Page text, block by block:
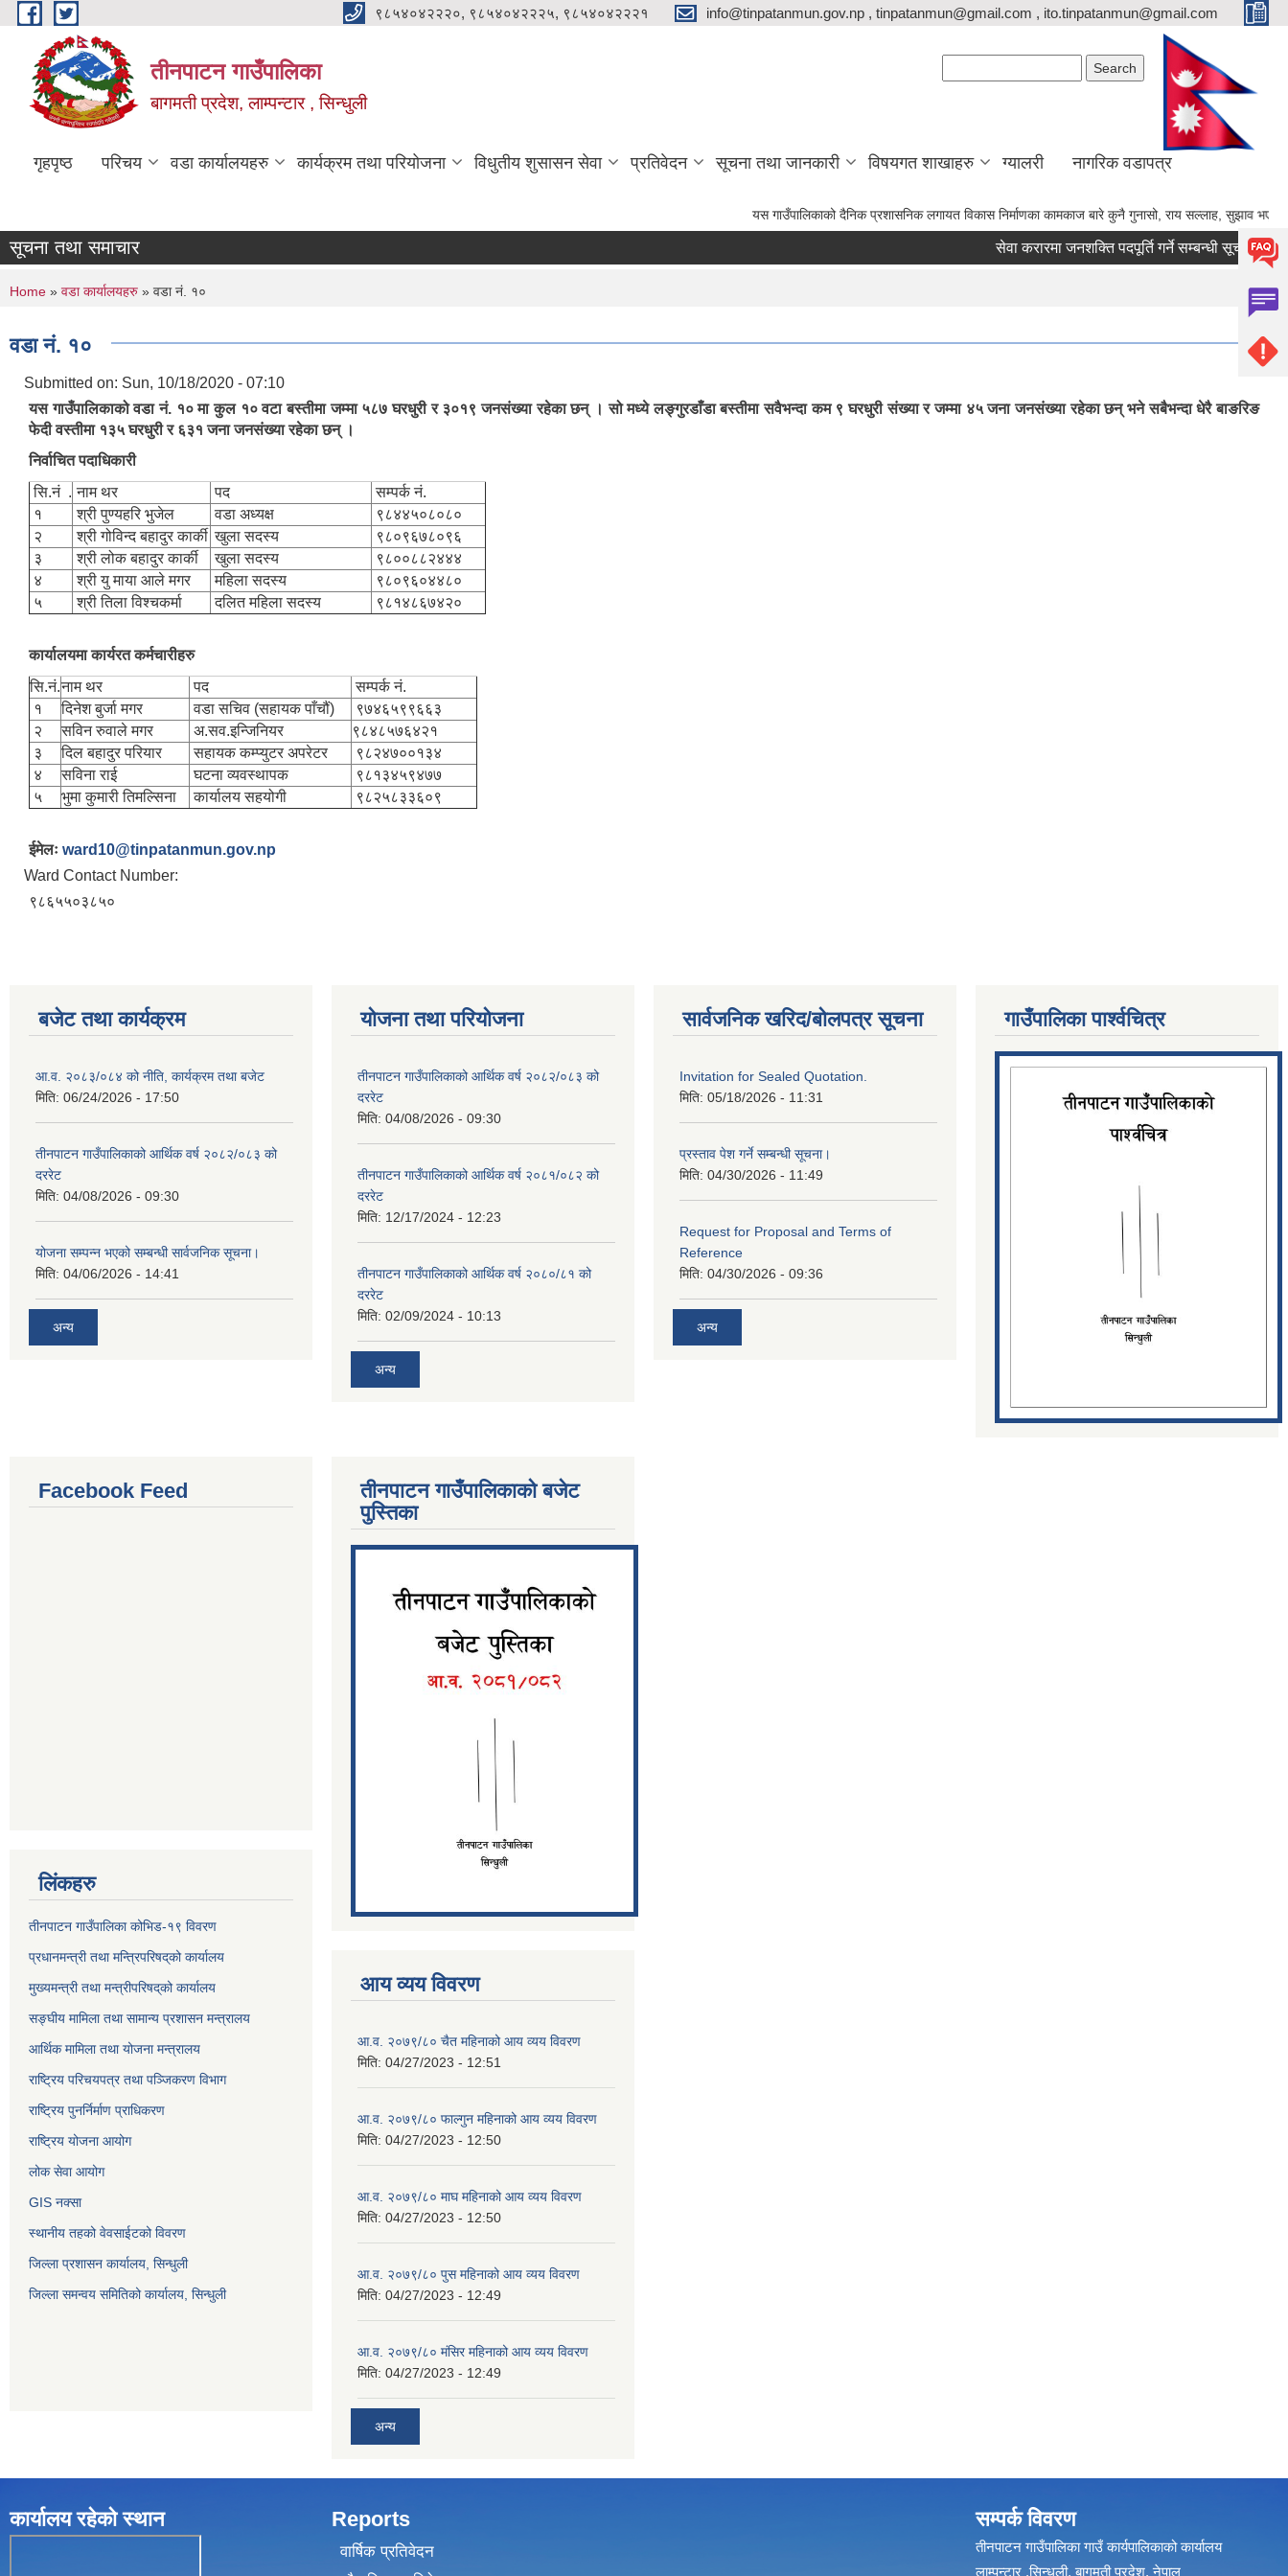
Skip to main content ९८५४०४२२२०, ९८५४०४२२२५, ९८५४०४२२२१ info@tinpatanmun.gov.np , tinpatanmun@gmail.com , ito.tinpatanmun@gmail.com
तीनपाटन गाउँपालिका
बागमती प्रदेश, लाम्पन्टार , सिन्धुली
गृहपृष्ठ परिचय वडा कार्यालयहरु कार्यक्रम तथा परियोजना विधुतीय शुसासन सेवा प्रतिवेदन सूचना तथा जानकारी विषयगत शाखाहरु ग्यालरी नागरिक वडापत्र
यस गाउँपालिकाको दैनिक प्रशासनिक लगायत विकास निर्माणका कामकाज बारे कुनै गुनासो, राय सल्लाह, सुझाव भए
सूचना तथा समाचार सेवा करारमा जनशक्ति पदपूर्ति गर्ने सम्बन्धी सूचना।
You are here
Home » वडा कार्यालयहरु » वडा नं. १०
वडा नं. १०
Submitted on: Sun, 10/18/2020 - 07:10
यस गाउँपालिकाको वडा नं. १० मा कुल १० वटा बस्तीमा जम्मा ५८७ घरधुरी र ३०१९ जनसंख्या रहेका छन् । सो मध्ये लङ्गुरडाँडा बस्तीमा सवैभन्दा कम ९ घरधुरी संख्या र जम्मा ४५ जना जनसंख्या रहेका छन् भने सबैभन्दा धेरै बाङरिङ
फेदी वस्तीमा १३५ घरधुरी र ६३१ जना जनसंख्या रहेका छन् ।
निर्वाचित पदाधिकारी
सि.नं . नाम थर पद
सम्पर्क नं.
१
श्री पुण्यहरि भुजेल वडा अध्यक्ष
९८४४५०८०८०
२
श्री गोविन्द बहादुर कार्की खुला सदस्य
९८०९६७८०९६
३
श्री लोक बहादुर कार्की खुला सदस्य
९८००८८२४४४
४
श्री यु माया आले मगर महिला सदस्य
९८०९६०४४८०
५
श्री तिला विश्चकर्मा दलित महिला सदस्य ९८१४८६७४२०
कार्यालयमा कार्यरत कर्मचारीहरु
सि.नं.नाम थर पद
सम्पर्क नं.
१
दिनेश बुर्जा मगर वडा सचिव (सहायक पाँचौं)
९७४६५९९६६३
२
सविन रुवाले मगर अ.सव.इन्जिनियर
९८४८५७६४२१
३
दिल बहादुर परियार सहायक कम्प्युटर अपरेटर
९८२४७००१३४
४
सविना राई घटना व्यवस्थापक
९८१३४५९४७७
५
भुमा कुमारी तिमल्सिना कार्यालय सहयोगी ९८२५८३३६०९
ईमेलः ward10@tinpatanmun.gov.np
Ward Contact Number:
९८६५५०३८५०
बजेट तथा कार्यक्रम
आ.व. २०८३/०८४ को नीति, कार्यक्रम तथा बजेट
मिति: 06/24/2026 - 17:50
तीनपाटन गाउँपालिकाको आर्थिक वर्ष २०८२/०८३ को
दररेट
मिति: 04/08/2026 - 09:30
योजना सम्पन्न भएको सम्बन्धी सार्वजनिक सूचना।
मिति: 04/06/2026 - 14:41
अन्य
योजना तथा परियोजना
तीनपाटन गाउँपालिकाको आर्थिक वर्ष २०८२/०८३ को
दररेट
मिति: 04/08/2026 - 09:30
तीनपाटन गाउँपालिकाको आर्थिक वर्ष २०८१/०८२ को
दररेट
मिति: 12/17/2024 - 12:23
तीनपाटन गाउँपालिकाको आर्थिक वर्ष २०८०/८१ को
दररेट
मिति: 02/09/2024 - 10:13
अन्य
सार्वजनिक खरिद/बोलपत्र सूचना
Invitation for Sealed Quotation.
मिति: 05/18/2026 - 11:31
प्रस्ताव पेश गर्ने सम्बन्धी सूचना।
मिति: 04/30/2026 - 11:49
Request for Proposal and Terms of
Reference
मिति: 04/30/2026 - 09:36
अन्य
गाउँपालिका पार्श्‍वचित्र
Facebook Feed
लिंकहरु
तीनपाटन गाउँपालिका कोभिड-१९ विवरण
प्रधानमन्त्री तथा मन्त्रिपरिषद्‌को कार्यालय
मुख्यमन्त्री तथा मन्त्रीपरिषद्‌को कार्यालय
सङ्घीय मामिला तथा सामान्य प्रशासन मन्त्रालय
आर्थिक मामिला तथा योजना मन्त्रालय
राष्ट्रिय परिचयपत्र तथा पञ्जिकरण विभाग
राष्ट्रिय पुनर्निर्माण प्राधिकरण
राष्ट्रिय योजना आयोग
लोक सेवा आयोग
GIS नक्सा
स्थानीय तहको वेवसाईटको विवरण
जिल्ला प्रशासन कार्यालय, सिन्धुली
जिल्ला समन्वय समितिको कार्यालय, सिन्धुली
तीनपाटन गाउँपालिकाको बजेट
पुस्तिका
आय व्यय विवरण
आ.व. २०७९/८० चैत महिनाको आय व्यय विवरण
मिति: 04/27/2023 - 12:51
आ.व. २०७९/८० फाल्गुन महिनाको आय व्यय विवरण
मिति: 04/27/2023 - 12:50
आ.व. २०७९/८० माघ महिनाको आय व्यय विवरण
मिति: 04/27/2023 - 12:50
आ.व. २०७९/८० पुस महिनाको आय व्यय विवरण
मिति: 04/27/2023 - 12:49
आ.व. २०७९/८० मंसिर महिनाको आय व्यय विवरण
मिति: 04/27/2023 - 12:49
अन्य
कार्यालय रहेकाे स्थान Reports
वार्षिक प्रतिवेदन
सम्पर्क विवरण
तीनपाटन गाउँपालिका गाउँ कार्यपालिकाको कार्यालय
लाम्पन्टार ,सिन्धुली, बागमती प्रदेश, नेपाल